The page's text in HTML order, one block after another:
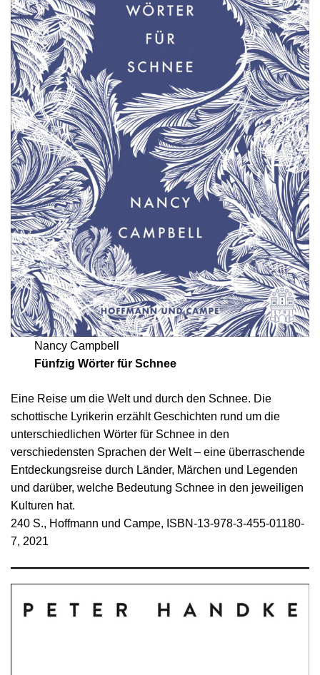
Nancy Campbell
Fünfzig Wörter für Schnee
Eine Reise um die Welt und durch den Schnee. Die
schottische Lyrikerin erzählt Geschichten rund um die
unterschiedlichen Wörter für Schnee in den
verschiedensten Sprachen der Welt – eine überraschende
Entdeckungsreise durch Länder, Märchen und Legenden
und darüber, welche Bedeutung Schnee in den jeweiligen
Kulturen hat.
240 S., Hoffmann und Campe, ISBN-13-978-3-455-01180-
7, 2021